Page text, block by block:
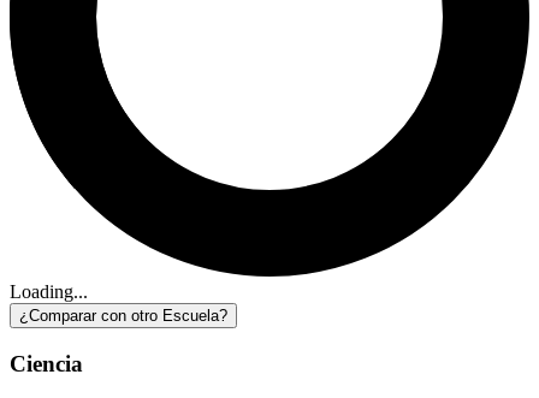
Loading...
¿Comparar con otro Escuela?
Ciencia